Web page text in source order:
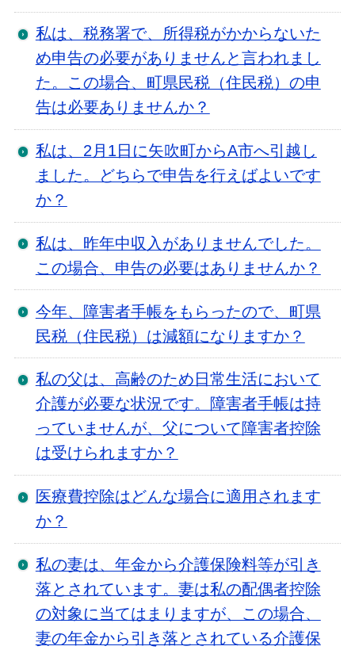
私は、税務署で、所得税がかからないた
め申告の必要がありませんと言われまし
た。この場合、町県民税（住民税）の申
告は必要ありませんか？
私は、2月1日に矢吹町からA市へ引越し
ました。どちらで申告を行えばよいです
か？
私は、昨年中収入がありませんでした。
この場合、申告の必要はありませんか？
今年、障害者手帳をもらったので、町県
民税（住民税）は減額になりますか？
私の父は、高齢のため日常生活において
介護が必要な状況です。障害者手帳は持
っていませんが、父について障害者控除
は受けられますか？
医療費控除はどんな場合に適用されます
か？
私の妻は、年金から介護保険料等が引き
落とされています。妻は私の配偶者控除
の対象に当てはまりますが、この場合、
妻の年金から引き落とされている介護保